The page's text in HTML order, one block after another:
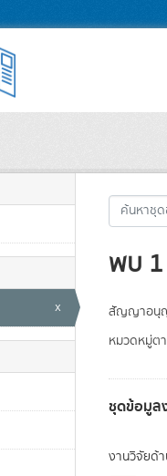
x
พบ
สัญญาอนุ
หมวดหมู่ต
ชุดข้อมูล
งานวิจัยด้